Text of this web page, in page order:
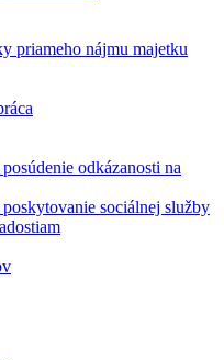
priameho nájmu majetku
odkázanosti na
sociálnej služby